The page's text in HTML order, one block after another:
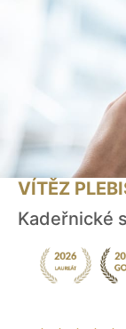
VÍTĚZ
Kadeřnické